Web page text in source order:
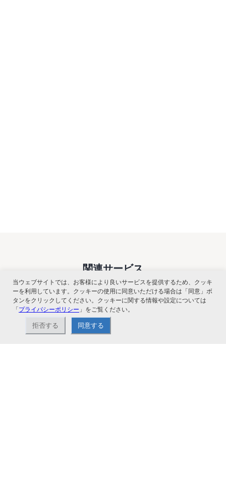
関連サービス
当ウェブサイトでは、お客様により良いサービスを提供するため、クッキ
ーを利用しています。クッキーの使用に同意いただける場合は「同意」ボ
タンをクリックしてください。クッキーに関する情報や設定については
「プライバシーポリシー 」をご覧ください。
拒否する 同意する